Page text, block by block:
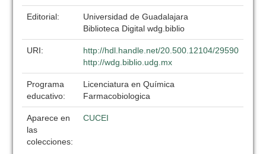
Editorial:
Universidad de Guadalajara
Biblioteca Digital wdg.biblio
URI:
http://hdl.handle.net/20.500.12104/29590
http://wdg.biblio.udg.mx
Programa
educativo:
Licenciatura en Química
Farmacobiologica
Aparece en
las
colecciones:
CUCEI